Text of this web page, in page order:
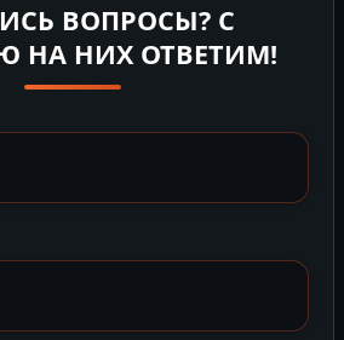
ВОПРОСЫ? С
НА НИХ ОТВЕТИМ!